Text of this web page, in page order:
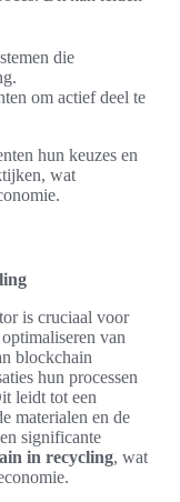
die
om actief deel te
hun keuzes en
wat
is cruciaal voor
van
blockchain
hun processen
leidt tot een
materialen en de
significante
in recycling, wat